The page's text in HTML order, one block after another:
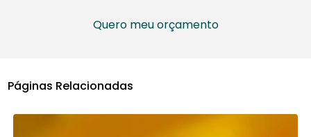
Quero meu orçamento
Páginas Relacionadas